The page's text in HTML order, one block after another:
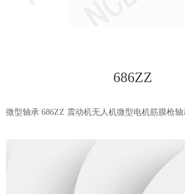
686ZZ
微型轴承 686ZZ 震动机无人机微型电机筋膜枪轴